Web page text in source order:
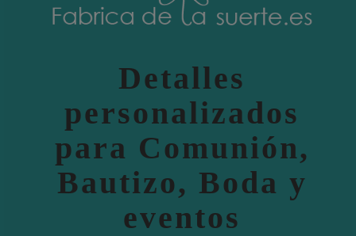
Detalles
personalizados
para Comunión,
Bautizo, Boda y
eventos